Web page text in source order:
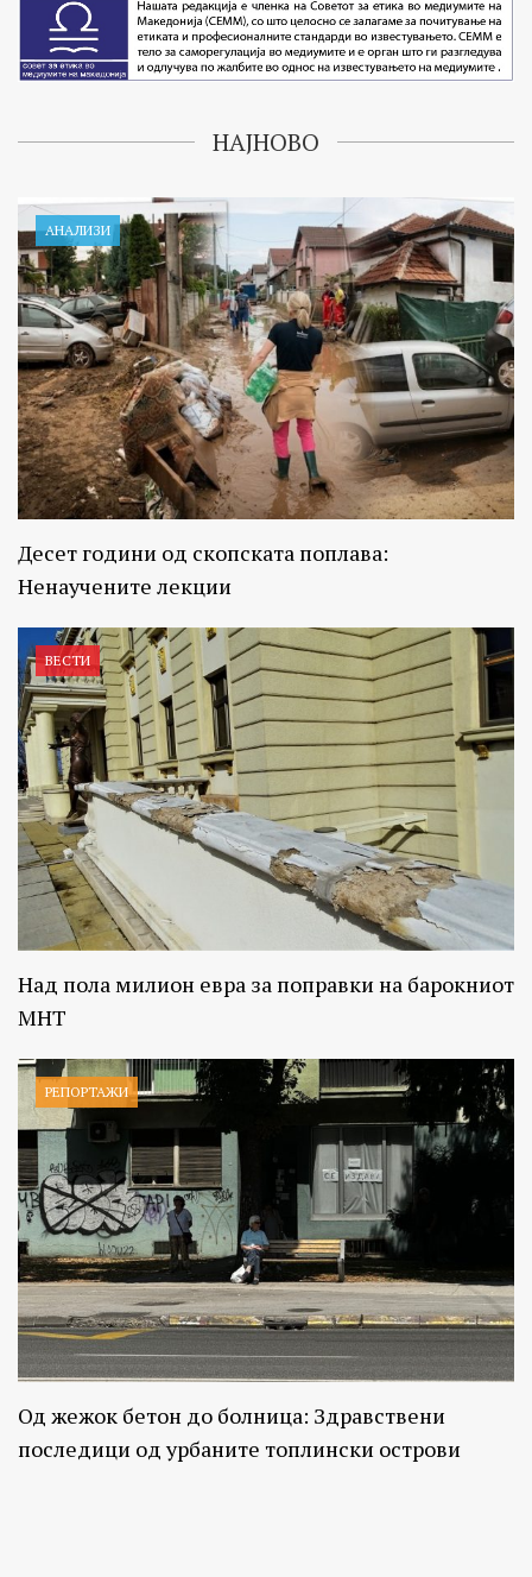
НАЈНОВО
АНАЛИЗИ
Десет години од скопската поплава:
Ненаучените лекции
ВЕСТИ
Над пола милион евра за поправки на барокниот
МНТ
РЕПОРТАЖИ
Од жежок бетон до болница: Здравствени
последици од урбаните топлински острови